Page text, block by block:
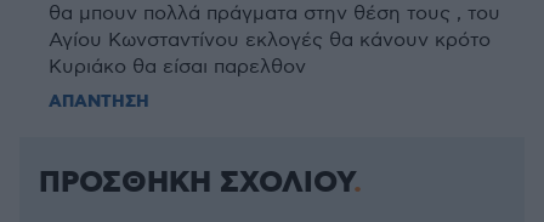
θα μπουν πολλά πράγματα στην θέση τους , του
Αγίου Κωνσταντίνου εκλογές θα κάνουν κρότο
Κυριάκο θα είσαι παρελθον
ΑΠΑΝΤΗΣΗ
ΠΡΟΣΘΗΚΗ ΣΧΟΛΙΟΥ